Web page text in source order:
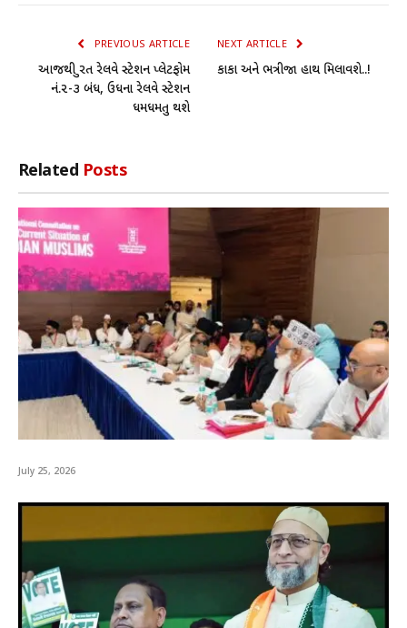
PREVIOUS ARTICLE
આજથી સુરત રેલવે સ્ટેશન પ્લેટફોમ
નં.૨-૩ બંધ, ઉધના રેલવે સ્ટેશન
ધમધમતુ થશે
NEXT ARTICLE
કાકા અને ભત્રીજા હાથ મિલાવશે..!
Related Posts
July 25, 2026